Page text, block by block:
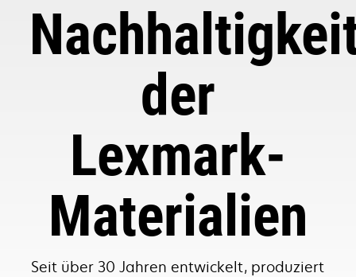
der
Lexmark-
Materialien
Seit über 30 Jahren entwickelt, produziert